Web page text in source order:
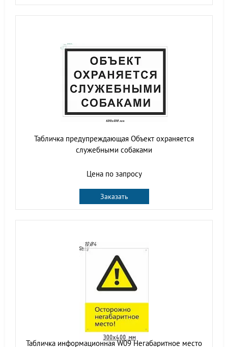
Табличка предупреждающая Объект охраняется
служебными собаками
Цена по запросу
Заказать
Табличка информационная W09 Негабаритное место